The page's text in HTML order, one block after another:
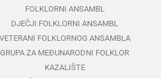
FOLKLORNI ANSAMBL
DJEČJI FOLKLORNI ANSAMBL
VETERANI FOLKLORNOG ANSAMBLA
GRUPA ZA MEĐUNARODNI FOLKLOR
KAZALIŠTE